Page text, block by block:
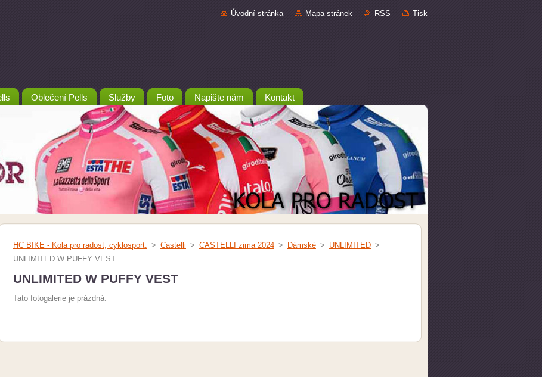
Úvodní stránka Mapa stránek RSS Tisk
Oblečení Pells Služby Foto Napište nám Kontakt
HC BIKE - Kola pro radost, cyklosport. > Castelli > CASTELLI zima 2024 > Dámské > UNLIMITED >
UNLIMITED W PUFFY VEST
UNLIMITED W PUFFY VEST
Tato fotogalerie je prázdná.